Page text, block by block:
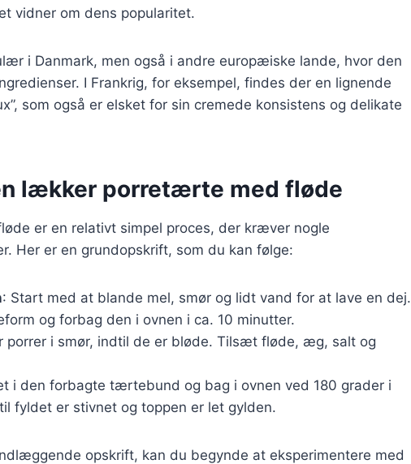
vidner om dens popularitet.
i Danmark, men også i andre europæiske lande, hvor den
I Frankrig, for eksempel, findes der en lignende
som også er elsket for sin cremede konsistens og delikate
lækker porretærte med fløde
er en relativt simpel proces, der kræver nogle
Her er en grundopskrift, som du kan følge:
: Start med at blande mel, smør og lidt vand for at lave en dej.
og forbag den i ovnen i ca. 10 minutter.
porrer i smør, indtil de er bløde. Tilsæt fløde, æg, salt og
i den forbagte tærtebund og bag i ovnen ved 180 grader i
fyldet er stivnet og toppen er let gylden.
opskrift, kan du begynde at eksperimentere med